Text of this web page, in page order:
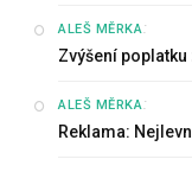
ALEŠ MĚRKA:
Zvýšení
ALEŠ MĚRKA:
Reklama: